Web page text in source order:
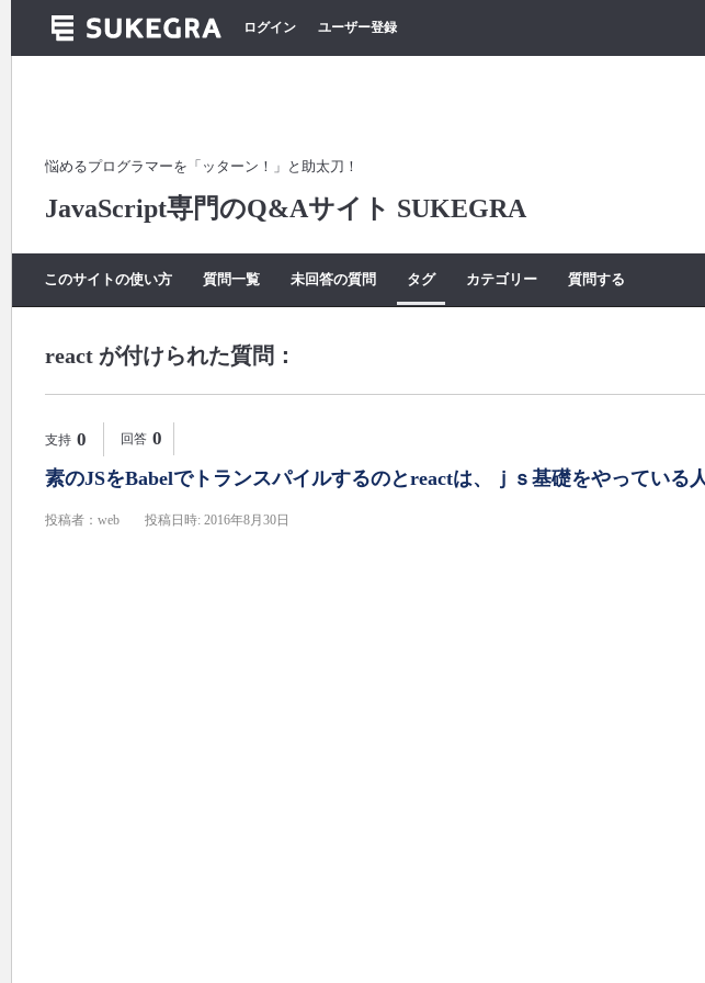
ログイン ユーザー登録
悩めるプログラマーを「ッターン！」と助太刀！
JavaScript専門のQ&Aサイト SUKEGRA
このサイトの使い方 質問一覧 未回答の質問 タグ カテゴリー 質問する
react が付けられた質問：
0
支持 0
回答
素のJSをBabelでトランスパイルするのとreactは、ｊｓ基礎をやっている
投稿者：web 投稿日時: 2016年8月30日